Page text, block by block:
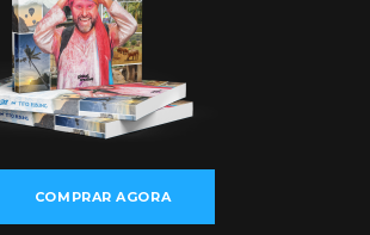
COMPRAR AGORA